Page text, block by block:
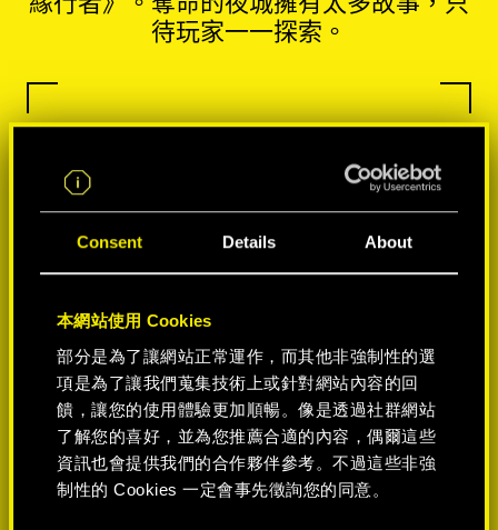
Consent Details About
本網站使用 Cookies
部分是為了讓網站正常運作，而其他非強制性的選
項是為了讓我們蒐集技術上或針對網站內容的回
饋，讓您的使用體驗更加順暢。像是透過社群網站
了解您的喜好，並為您推薦合適的內容，偶爾這些
資訊也會提供我們的合作夥伴參考。不過這些非強
制性的 Cookies 一定會事先徵詢您的同意。
待玩家一一探索。